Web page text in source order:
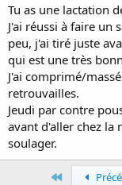
Tu as une lactation
J'ai réussi à faire
peu, j'ai tiré juste
qui est une très
J'ai comprimé/
retrouvailles.
Jeudi par contre
avant d'aller chez la
soulager.
First